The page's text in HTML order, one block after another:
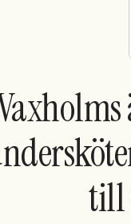
Sök med
Ny här? Skapa
till